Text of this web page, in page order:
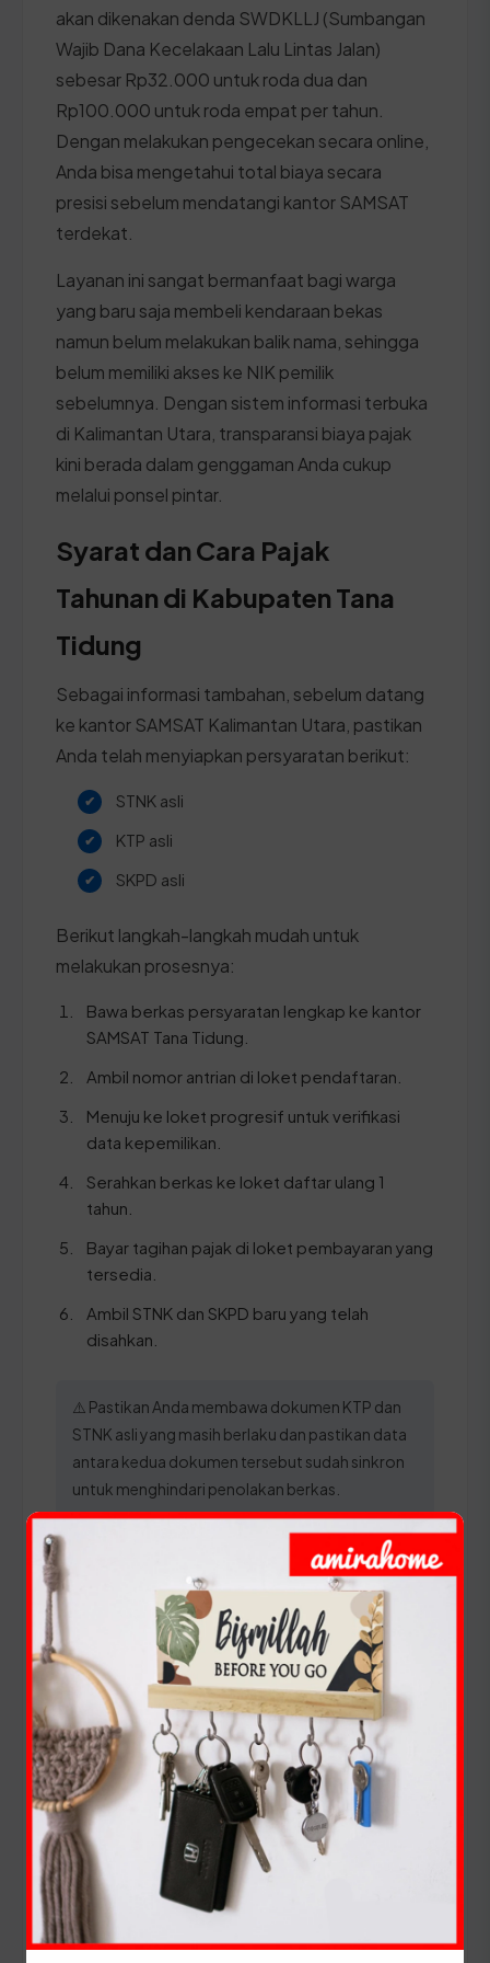
akan dikenakan denda SWDKLLJ (Sumbangan
Wajib Dana Kecelakaan Lalu Lintas Jalan)
sebesar Rp32.000 untuk roda dua dan
Rp100.000 untuk roda empat per tahun.
Dengan melakukan pengecekan secara online,
Anda bisa mengetahui total biaya secara
presisi sebelum mendatangi kantor SAMSAT
terdekat.
Layanan ini sangat bermanfaat bagi warga
yang baru saja membeli kendaraan bekas
namun belum melakukan balik nama, sehingga
belum memiliki akses ke NIK pemilik
sebelumnya. Dengan sistem informasi terbuka
di Kalimantan Utara, transparansi biaya pajak
kini berada dalam genggaman Anda cukup
melalui ponsel pintar.
Syarat dan Cara Pajak
Tahunan di Kabupaten Tana
Tidung
Sebagai informasi tambahan, sebelum datang
ke kantor SAMSAT Kalimantan Utara, pastikan
Anda telah menyiapkan persyaratan berikut:
STNK asli
KTP asli
SKPD asli
Berikut langkah-langkah mudah untuk
melakukan prosesnya:
Bawa berkas persyaratan lengkap ke kantor
SAMSAT Tana Tidung.
Ambil nomor antrian di loket pendaftaran.
Menuju ke loket progresif untuk verifikasi
data kepemilikan.
Serahkan berkas ke loket daftar ulang 1
tahun.
Bayar tagihan pajak di loket pembayaran yang
tersedia.
Ambil STNK dan SKPD baru yang telah
disahkan.
⚠️ Pastikan Anda membawa dokumen KTP dan
STNK asli yang masih berlaku dan pastikan data
antara kedua dokumen tersebut sudah sinkron
untuk menghindari penolakan berkas.
Panduan Pajak 5 Tahunan
(Ganti Plat) di Kalimantan
Utara
Setiap lima tahun, pemilik kendaraan wajib
melakukan pergantian pelat nomor dan cek fisik
kendaraan. Siapkan dokumen tambahan ini:
STNK asli
KTP asli
SKPD asli